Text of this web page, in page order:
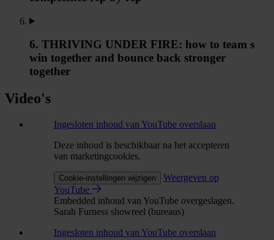
6. THRIVING UNDER FIRE: how to team s
win together and bounce back stronger
together
Video's
Ingesloten inhoud van YouTube overslaan
Deze inhoud is beschikbaar na het accepteren
van marketingcookies.
Cookie-instellingen wijzigen
Weergeven op
YouTube
Embedded inhoud van YouTube overgeslagen.
Sarah Furness showreel (bureaus)
Ingesloten inhoud van YouTube overslaan